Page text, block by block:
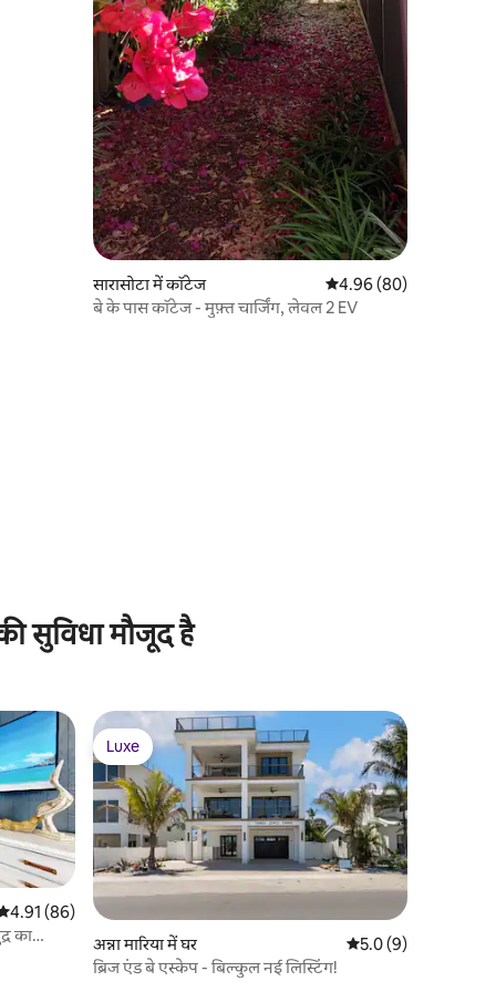
सारासोटा में कॉटेज औसत रेटिंग 5 में से 4.96,
4.96 (80)
बे के पास कॉटेज - मुफ़्त चार्जिंग, लेवल 2 EV
सुविधा मौजूद है
रेटिंग 5 में से 4.91, 86 समीक्षाएँ
4.91 (86)
का
Luxe
Luxe
अन्ना मारिया में घर औसत रेटिंग 5 में से 5.0,
5.0 (9)
ब्रिज एंड बे एस्केप - बिल्कुल नई लिस्टिंग!